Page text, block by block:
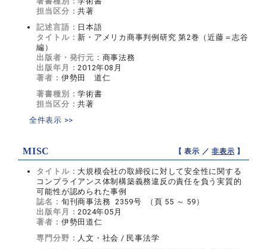
担当区分：共著
記述言語： 日本語
タイトル： 新・アメリカ商事判例研究 第2巻（近藤＝志谷
編）
出版者・発行元： 商事法務
出版年月：2012年08月
著者： 伊勢田 道仁
著書種別：学術書
担当区分：共著
全件表示 >>
MISC 【 表示 ／非表示 】
タイトル： 大規模会社の取締役に対して安全性に関する
コンプライアンス体制構築義務違反の責任を負う実質的
可能性が認められた事例
誌名： 旬刊商事法務 2359号 （頁 55 ～ 59）
出版年月：2024年05月
著者： 伊勢田道仁
専門分野： 人文・社会 / 民事法学